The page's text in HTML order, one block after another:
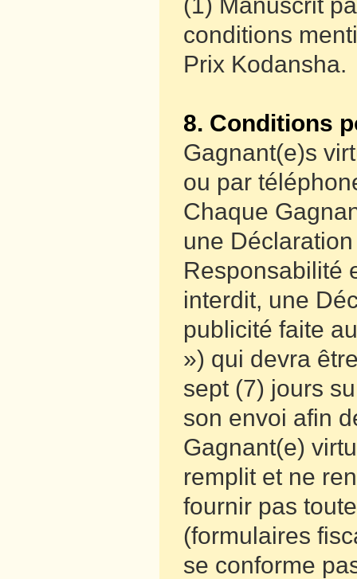
conditions
Prix Kodansha.
8. Conditions
Gagnant(e)s
ou par
Chaque
une
Responsabilité
interdit, une
publicité faite
») qui devra
sept (7) jours
son envoi afin
Gagnant(e)
remplit et ne
fournir pas
(formulaires
se conforme